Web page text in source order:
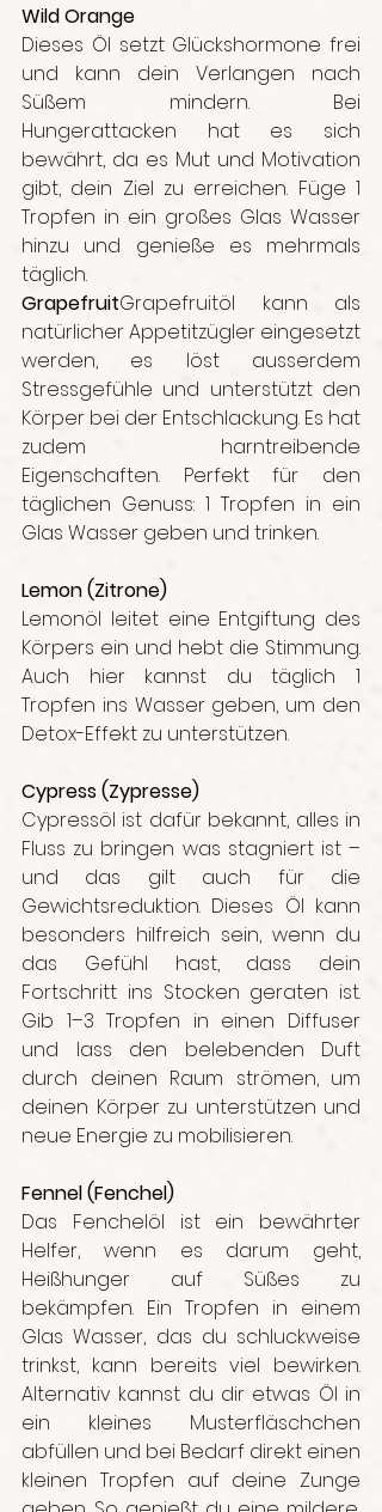
Wild Orange
Dieses Öl setzt Glückshormone frei
und kann dein Verlangen nach
Süßem mindern. Bei
Hungerattacken hat es sich
bewährt, da es Mut und Motivation
gibt, dein Ziel zu erreichen. Füge 1
Tropfen in ein großes Glas Wasser
hinzu und genieße es mehrmals
täglich.
GrapefruitGrapefruitöl kann als
natürlicher Appetitzügler eingesetzt
werden, es löst ausserdem
Stressgefühle und unterstützt den
Körper bei der Entschlackung. Es hat
zudem harntreibende
Eigenschaften. Perfekt für den
täglichen Genuss: 1 Tropfen in ein
Glas Wasser geben und trinken.
Lemon (Zitrone)
Lemonöl leitet eine Entgiftung des
Körpers ein und hebt die Stimmung.
Auch hier kannst du täglich 1
Tropfen ins Wasser geben, um den
Detox-Effekt zu unterstützen.
Cypress (Zypresse)
Cypressöl ist dafür bekannt, alles in
Fluss zu bringen was stagniert ist –
und das gilt auch für die
Gewichtsreduktion. Dieses Öl kann
besonders hilfreich sein, wenn du
das Gefühl hast, dass dein
Fortschritt ins Stocken geraten ist.
Gib 1–3 Tropfen in einen Diffuser
und lass den belebenden Duft
durch deinen Raum strömen, um
deinen Körper zu unterstützen und
neue Energie zu mobilisieren.
Fennel (Fenchel)
Das Fenchelöl ist ein bewährter
Helfer, wenn es darum geht,
Heißhunger auf Süßes zu
bekämpfen. Ein Tropfen in einem
Glas Wasser, das du schluckweise
trinkst, kann bereits viel bewirken.
Alternativ kannst du dir etwas Öl in
ein kleines Musterfläschchen
abfüllen und bei Bedarf direkt einen
kleinen Tropfen auf deine Zunge